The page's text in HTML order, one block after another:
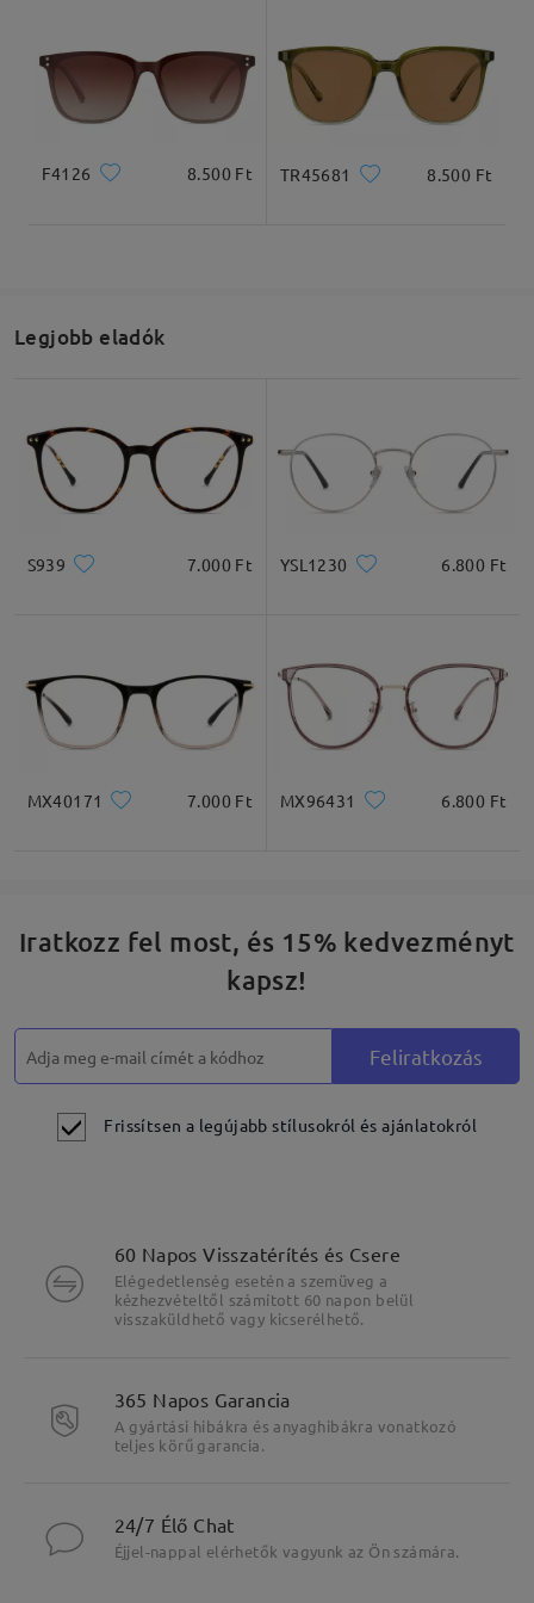
Olvassa el az összes
véleményt
F4126 8.500 Ft TR45681 8.500 Ft
Legjobb eladók
S939 7.000 Ft YSL1230 6.800 Ft
MX40171 7.000 Ft MX96431 6.800 Ft
Iratkozz fel most, és 15% kedvezményt
kapsz!
Feliratkozás
Frissítsen a legújabb stílusokról és ajánlatokról
60 Napos Visszatérítés és Csere
Elégedetlenség esetén a szemüveg a
kézhezvételtől számított 60 napon belül
visszaküldhető vagy kicserélhető.
365 Napos Garancia
A gyártási hibákra és anyaghibákra vonatkozó
teljes körű garancia.
24/7 Élő Chat
Éjjel-nappal elérhetők vagyunk az Ön számára.